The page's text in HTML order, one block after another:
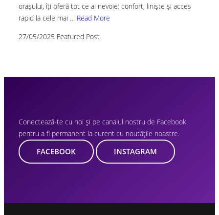
orașului, îți oferă tot ce ai nevoie: confort, liniște și acces
rapid la cele mai … Read More
27/05/2025 Featured Post
Conectează-te cu noi și pe canalul nostru de Facebook
pentru a fi permanent la curent cu noutățile noastre.
FACEBOOK INSTAGRAM